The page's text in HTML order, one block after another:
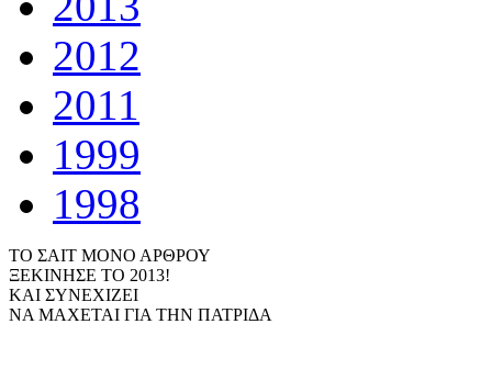
2012
2011
1999
1998
ΤΟ ΣΑΙΤ ΜΟΝΟ ΑΡΘΡΟΥ
ΞΕΚΙΝΗΣΕ ΤΟ 2013!
ΚΑΙ ΣΥΝΕΧΙΖΕΙ
ΝΑ ΜΑΧΕΤΑΙ ΓΙΑ ΤΗΝ ΠΑΤΡΙΔΑ